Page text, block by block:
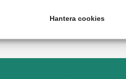
Hantera cookies